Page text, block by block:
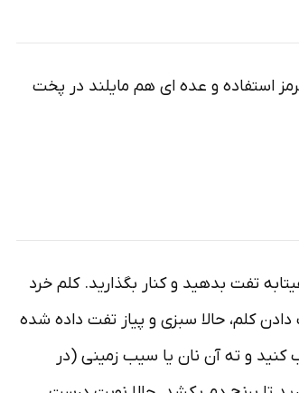
استفاده و عده ای هم مایلند در پخت
تفت بدهید و کنار بگذارید. کلم خرد
کلم، حالا سبزی و پیاز تفت داده شده
کنید و ته آن نان یا سیب زمینی (در